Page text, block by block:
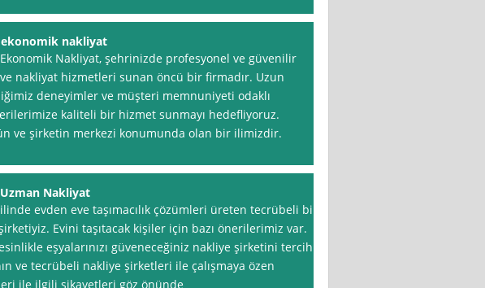
ekonomik nakliyat
Nakliyat, şehrinizde profesyonel ve güvenilir
nakliyat hizmetleri sunan öncü bir firmadır. Uzun
deneyimler ve müşteri memnuniyeti odaklı
kaliteli bir hizmet sunmayı hedefliyoruz.
ve şirketin merkezi konumunda olan bir ilimizdir.
Nakliyat
evden eve taşımacılık çözümleri üreten tecrübeli bir
Evini taşıtacak kişiler için bazı önerilerimiz var.
eşyalarınızı güveneceğiniz nakliye şirketini tercih
ve tecrübeli nakliye şirketleri ile çalışmaya özen
ile ilgili şikayetleri göz önünde